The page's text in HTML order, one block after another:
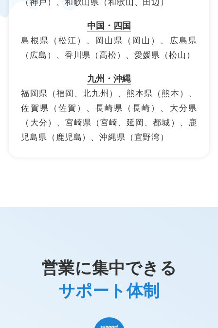
（神戸）、和歌山県（和歌山、田辺）
中国・四国
島根県（松江）、岡山県（岡山）、広島県
（広島）、香川県（高松）、愛媛県（松山）
九州・沖縄
福岡県（福岡、北九州）、熊本県（熊本）、
佐賀県（佐賀）、長崎県（長崎）、大分県
（大分）、 宮崎県（宮崎、延岡、都城）、鹿
児島県（鹿児島）、沖縄県（宜野湾）
営業に集中できる
サポート体制